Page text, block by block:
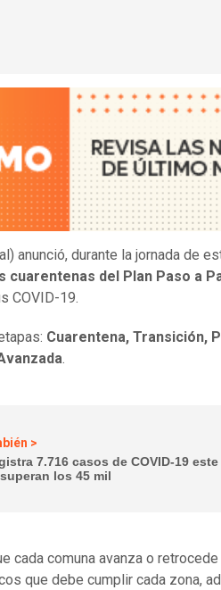
anunció, durante la jornada de
cuarentenas del Plan Paso a
COVID-19.
Cuarentena, Transición,
.
>
7.716 casos de COVID-19
los 45 mil
cada comuna avanza o
que debe cumplir cada zona,